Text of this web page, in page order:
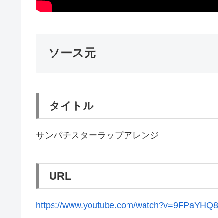
ソース元
タイトル
サンパチスターラップアレンジ
URL
https://www.youtube.com/